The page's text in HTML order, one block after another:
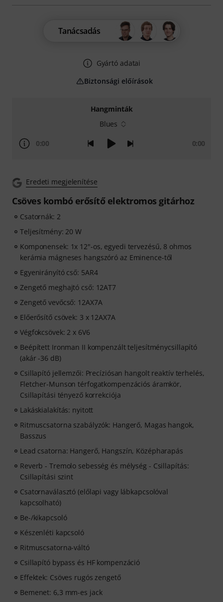
Hangminták
Blues
0:00 0:00
Eredeti megjelenítése
Csöves kombó erősítő elektromos gitárhoz
Csatornák: 2
Teljesítmény: 20 W
Komponensek: 1x 12"-os, egyedi tervezésű, 8 ohmos
kerámia mágneses hangszóró az Eminence-től
Egyenirányító cső: 5AR4
Zengető meghajtó cső: 12AT7
Zengető vevőcső: 12AX7A
Előerősítő csövek: 3 x 12AX7A
Végfokcsövek: 2 x 6V6
Beépített Ironman II kompenzált teljesítménycsillapító
(akár -36 dB)
Csillapító jellemzői: Precíziósan hangolt reaktív terhelés,
Fletcher-Munson térfogatkompenzációs áramkör,
Csillapítási tényező korrekciója
Lakáskialakítás: nyitott
Ritmuscsatorna szabályzók: Hangerő, Magas hangok,
Basszus
Lead csatorna: Hangerő, Hangszín, Középharapás
Reverb - Tremolo sebesség és mélység - Csillapítás:
Csillapítási szint
Csatornaválasztó (előlapi vagy lábkapcsolóval
kapcsolható)
Be-/kikapcsoló
Készenléti kapcsoló
Ritmuscsatorna-váltó
Csillapító bypass és HF kompenzáció
Effektek: Csöves rugós zengető
Bemenet: 6,3 mm-es jack
Tanácsadás
Gyártó adatai
Biztonsági előírások